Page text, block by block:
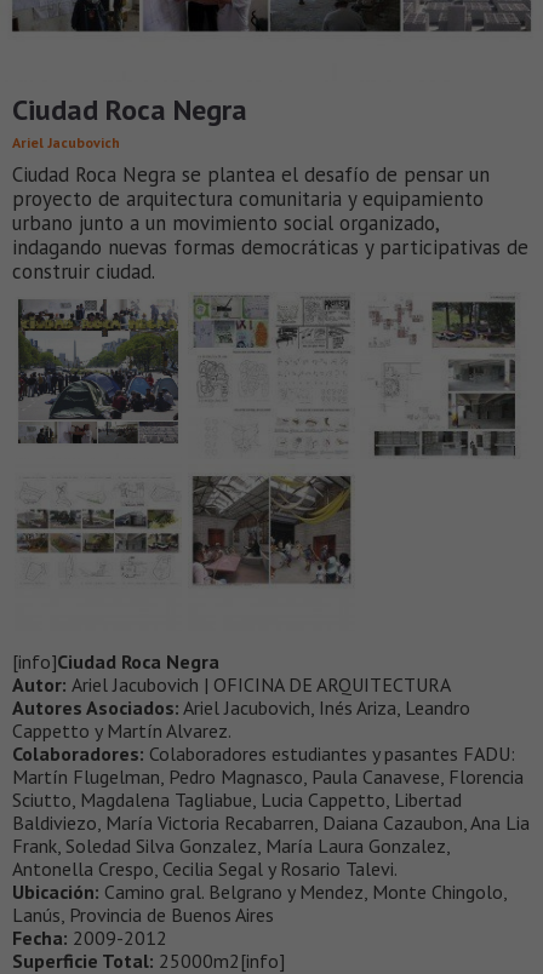
Ciudad Roca Negra
Ariel Jacubovich
Ciudad Roca Negra se plantea el desafío de pensar un
proyecto de arquitectura comunitaria y equipamiento
urbano junto a un movimiento social organizado,
indagando nuevas formas democráticas y participativas de
construir ciudad.
[info]Ciudad Roca Negra
Autor: Ariel Jacubovich | OFICINA DE ARQUITECTURA
Autores Asociados: Ariel Jacubovich, Inés Ariza, Leandro
Cappetto y Martín Alvarez.
Colaboradores: Colaboradores estudiantes y pasantes FADU:
Martín Flugelman, Pedro Magnasco, Paula Canavese, Florencia
Sciutto, Magdalena Tagliabue, Lucia Cappetto, Libertad
Baldiviezo, María Victoria Recabarren, Daiana Cazaubon, Ana Lia
Frank, Soledad Silva Gonzalez, María Laura Gonzalez,
Antonella Crespo, Cecilia Segal y Rosario Talevi.
Ubicación: Camino gral. Belgrano y Mendez, Monte Chingolo,
Lanús, Provincia de Buenos Aires
Fecha: 2009-2012
Superficie Total: 25000m2[info]